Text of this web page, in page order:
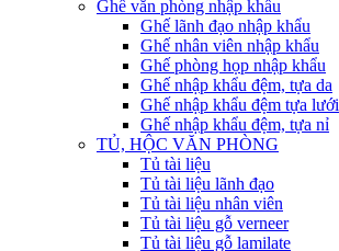
Ghế văn phòng nhập khẩu
Ghế lãnh đạo nhập khẩu
Ghế nhân viên nhập khẩu
Ghế phòng họp nhập khẩu
Ghế nhập khẩu đệm, tựa da
Ghế nhập khẩu đệm tựa lưới
Ghế nhập khẩu đệm, tựa nỉ
TỦ, HỘC VĂN PHÒNG
Tủ tài liệu
Tủ tài liệu lãnh đạo
Tủ tài liệu nhân viên
Tủ tài liệu gỗ verneer
Tủ tài liệu gỗ lamilate